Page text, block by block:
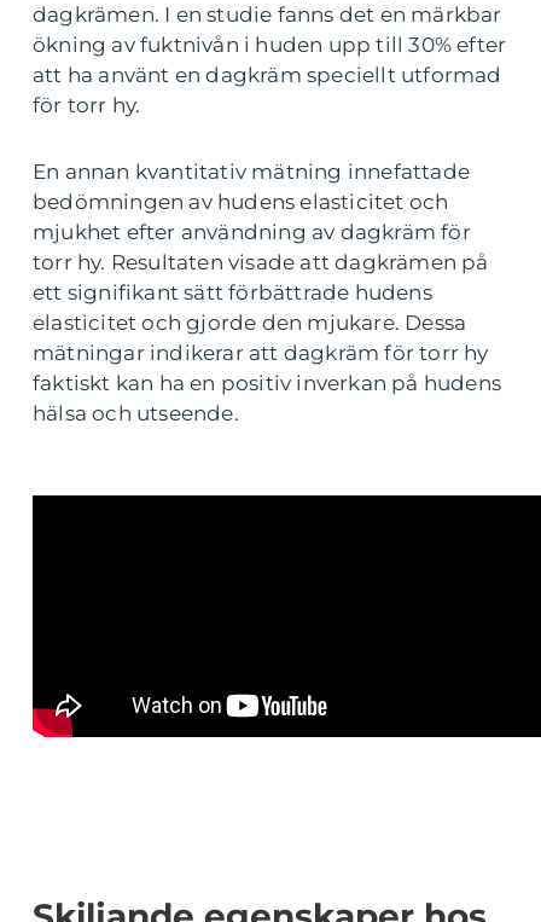
dagkrämen. I en studie fanns det en märkbar
ökning av fuktnivån i huden upp till 30% efter
att ha använt en dagkräm speciellt utformad
för torr hy.
En annan kvantitativ mätning innefattade
bedömningen av hudens elasticitet och
mjukhet efter användning av dagkräm för
torr hy. Resultaten visade att dagkrämen på
ett signifikant sätt förbättrade hudens
elasticitet och gjorde den mjukare. Dessa
mätningar indikerar att dagkräm för torr hy
faktiskt kan ha en positiv inverkan på hudens
hälsa och utseende.